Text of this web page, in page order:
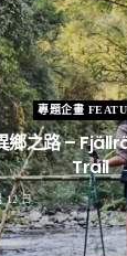
專題企畫
鄉之路 –
Trail
12 日